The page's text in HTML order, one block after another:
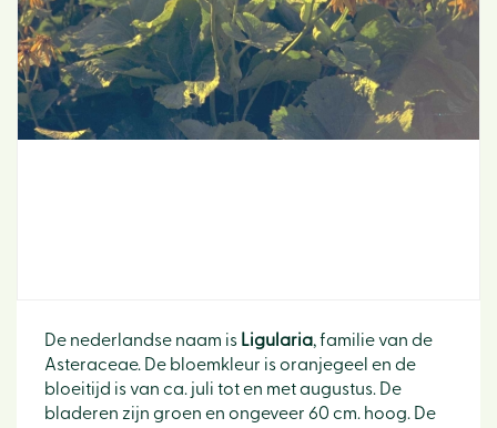
De nederlandse naam is Ligularia, familie van de
Asteraceae. De bloemkleur is oranjegeel en de
bloeitijd is van ca. juli tot en met augustus. De
bladeren zijn groen en ongeveer 60 cm. hoog. De